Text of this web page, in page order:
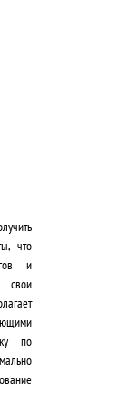
что
и
по